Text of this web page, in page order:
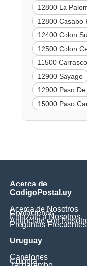
12800 La
12800 Casabo
12400 Colon
12500 Colon
11500 Carrasco
12900 Sayago
12900 Paso
15000 Paso
Acerca de
CodigoPostal.uy
Acerca de Nosotros
Contáctenos
Enlázate a Nosotros
Anúnciate con
Preguntas Frecuentes
Uruguay
Canelones
Colonia